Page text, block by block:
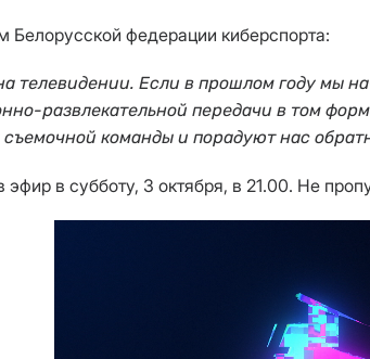
федерации киберспорта:
телевидении. Если в прошлом году мы
развлекательной передачи в том
команды и порадуют нас
в субботу, 3 октября, в 21.00. Не